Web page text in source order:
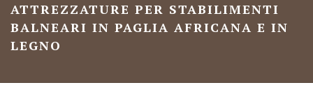
ATTREZZATURE PER STABILIMENTI
BALNEARI IN PAGLIA AFRICANA E IN
LEGNO